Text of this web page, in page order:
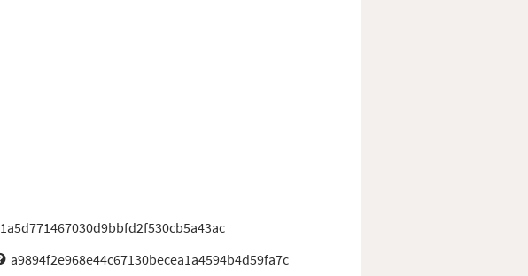
1a5d771467030d9bbfd2f530cb5a43ac
a9894f2e968e44c67130becea1a4594b4d59fa7c